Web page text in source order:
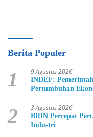
Berita Populer
1 9 Agustus 2026
INDEF:
Pertumbuhan
2 3 Agustus 2026
BRIN Percepat
Industri